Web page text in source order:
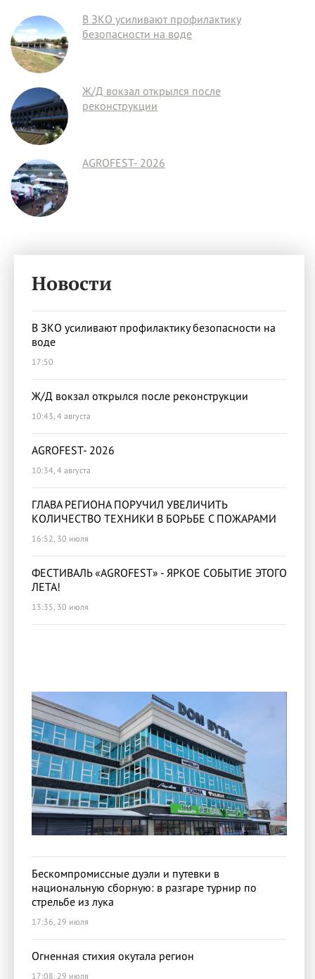
В ЗКО усиливают профилактику
безопасности на воде
Ж/Д вокзал открылся после
реконструкции
AGROFEST- 2026
Новости
В ЗКО усиливают профилактику безопасности на
воде
17:50
Ж/Д вокзал открылся после реконструкции
10:43, 4 августа
AGROFEST- 2026
10:34, 4 августа
ГЛАВА РЕГИОНА ПОРУЧИЛ УВЕЛИЧИТЬ
КОЛИЧЕСТВО ТЕХНИКИ В БОРЬБЕ С ПОЖАРАМИ
16:52, 30 июля
ФЕСТИВАЛЬ «AGROFEST» - ЯРКОЕ СОБЫТИЕ ЭТОГО
ЛЕТА!
13:35, 30 июля
Бескомпромиссные дуэли и путевки в
национальную сборную: в разгаре турнир по
стрельбе из лука
17:36, 29 июля
Огненная стихия окутала регион
17:08, 29 июля